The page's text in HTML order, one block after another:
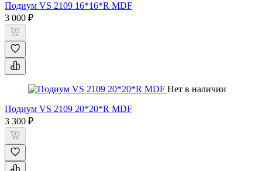
Подиум VS 2109 16*16*R MDF
3 000 ₽
Нет в наличии
Подиум VS 2109 20*20*R MDF
3 300 ₽